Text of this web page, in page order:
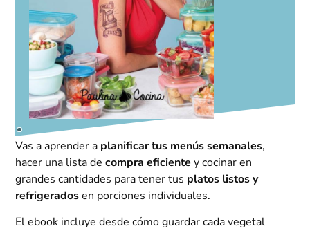
Vas a aprender a planificar tus menús semanales,
hacer una lista decompra eficiente y cocinar en
grandes cantidades para tener tus platos listos y
refrigeradosen porciones individuales.
El ebook incluye desde cómo guardar cada vegetal